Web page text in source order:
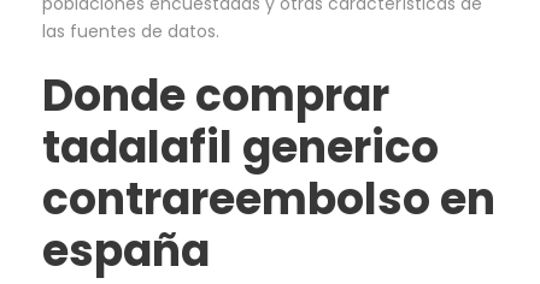
las fuentes de datos.
Donde comprar
tadalafil generico
contrareembolso en
españa